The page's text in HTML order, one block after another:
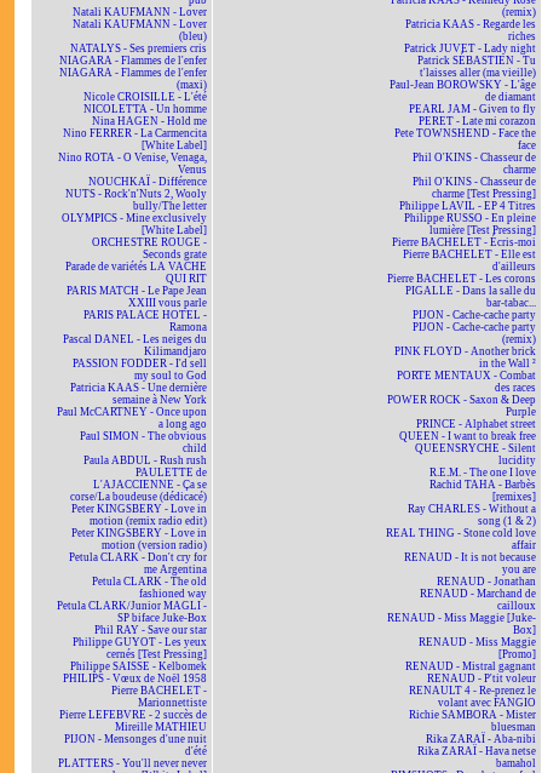
Natali KAUFMANN - Lover
Natali KAUFMANN - Lover
(bleu)
NATALYS - Ses premiers cris
NIAGARA - Flammes de l'enfer
NIAGARA - Flammes de l'enfer
(maxi)
Nicole CROISILLE - L'été
NICOLETTA - Un homme
Nina HAGEN - Hold me
Nino FERRER - La Carmencita
[White Label]
Nino ROTA - O Venise, Venaga,
Venus
NOUCHKAÏ - Différence
NUTS - Rock'n'Nuts 2, Wooly
bully/The letter
OLYMPICS - Mine exclusively
[White Label]
ORCHESTRE ROUGE -
Seconds grate
Parade de variétés LA VACHE
QUI RIT
PARIS MATCH - Le Pape Jean
XXIII vous parle
PARIS PALACE HOTEL -
Ramona
Pascal DANEL - Les neiges du
Kilimandjaro
PASSION FODDER - I'd sell
my soul to God
Patricia KAAS - Une dernière
semaine à New York
Paul McCARTNEY - Once upon
a long ago
Paul SIMON - The obvious
child
Paula ABDUL - Rush rush
PAULETTE de
L'AJACCIENNE - Ça se
corse/La boudeuse (dédicacé)
Peter KINGSBERY - Love in
motion (remix radio edit)
Peter KINGSBERY - Love in
motion (version radio)
Petula CLARK - Don't cry for
me Argentina
Petula CLARK - The old
fashioned way
Petula CLARK/Junior MAGLI -
SP biface Juke-Box
Phil RAY - Save our star
Philippe GUYOT - Les yeux
cernés [Test Pressing]
Philippe SAISSE - Kelbomek
PHILIPS - Vœux de Noël 1958
Pierre BACHELET -
Marionnettiste
Pierre LEFEBVRE - 2 succès de
Mireille MATHIEU
PIJON - Mensonges d'une nuit
d'été
PLATTERS - You'll never never
(remix)
Patricia KAAS - Regarde les
riches
Patrick JUVET - Lady night
Patrick SÉBASTIEN - Tu
t'laisses aller (ma vieille)
Paul-Jean BOROWSKY - L'âge
de diamant
PEARL JAM - Given to fly
PERET - Late mi corazon
Pete TOWNSHEND - Face the
face
Phil O'KINS - Chasseur de
charme
Phil O'KINS - Chasseur de
charme [Test Pressing]
Philippe LAVIL - EP 4 Titres
Philippe RUSSO - En pleine
lumière [Test Pressing]
Pierre BACHELET - Écris-moi
Pierre BACHELET - Elle est
d'ailleurs
Pierre BACHELET - Les corons
PIGALLE - Dans la salle du
bar-tabac...
PIJON - Cache-cache party
PIJON - Cache-cache party
(remix)
PINK FLOYD - Another brick
in the Wall ²
PORTE MENTAUX - Combat
des races
POWER ROCK - Saxon & Deep
Purple
PRINCE - Alphabet street
QUEEN - I want to break free
QUEENSRYCHE - Silent
lucidity
R.E.M. - The one I love
Rachid TAHA - Barbès
[remixes]
Ray CHARLES - Without a
song (1 & 2)
REAL THING - Stone cold love
affair
RENAUD - It is not because
you are
RENAUD - Jonathan
RENAUD - Marchand de
cailloux
RENAUD - Miss Maggie [Juke-
Box]
RENAUD - Miss Maggie
[Promo]
RENAUD - Mistral gagnant
RENAUD - P'tit voleur
RENAULT 4 - Re-prenez le
volant avec FANGIO
Richie SAMBORA - Mister
bluesman
Rika ZARAÏ - Aba-nibi
Rika ZARAÏ - Hava netse
bamahol